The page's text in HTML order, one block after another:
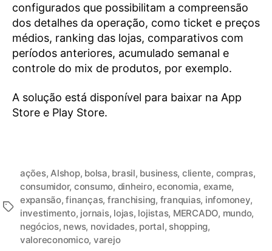
configurados que possibilitam a compreensão
dos detalhes da operação, como ticket e preços
médios, ranking das lojas, comparativos com
períodos anteriores, acumulado semanal e
controle do mix de produtos, por exemplo.
A solução está disponível para baixar na App
Store e Play Store.
ações,Alshop, bolsa, brasil, business, cliente, compras,
consumidor, consumo, dinheiro,economia, exame,
expansão,finanças, franchising, franquias, infomoney,
investimento, jornais, lojas, lojistas, MERCADO, mundo,
negócios, news, novidades, portal, shopping,
valoreconomico, varejo